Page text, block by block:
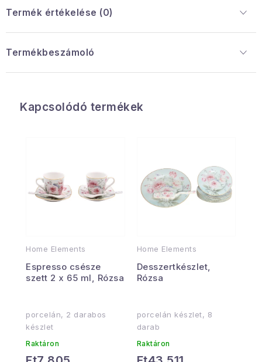
Termék értékelése (0)
Termékbeszámoló
Kapcsolódó termékek
Home Elements
Espresso csésze
szett 2 x 65 ml, Rózsa
porcelán, 2 darabos
készlet
Raktáron
Home Elements
Desszertkészlet,
Rózsa
porcelán készlet, 8
darab
Raktáron